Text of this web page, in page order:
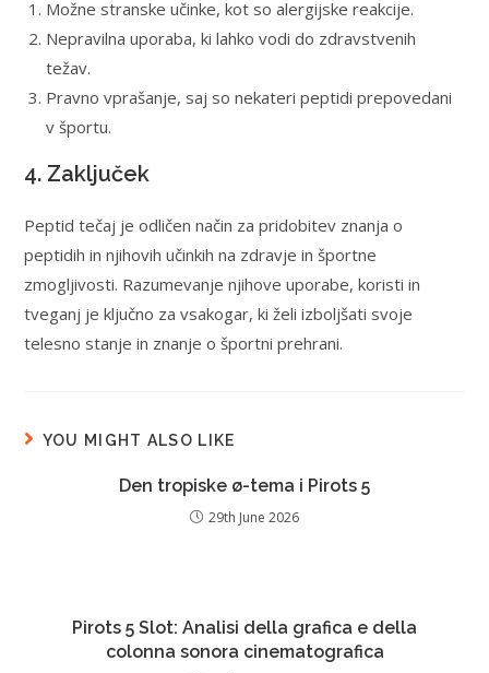
Možne stranske učinke, kot so alergijske reakcije.
Nepravilna uporaba, ki lahko vodi do zdravstvenih
težav.
Pravno vprašanje, saj so nekateri peptidi prepovedani
v športu.
4. Zaključek
Peptid tečaj je odličen način za pridobitev znanja o
peptidih in njihovih učinkih na zdravje in športne
zmogljivosti. Razumevanje njihove uporabe, koristi in
tveganj je ključno za vsakogar, ki želi izboljšati svoje
telesno stanje in znanje o športni prehrani.
YOU MIGHT ALSO LIKE
Den tropiske ø-tema i Pirots 5
29th June 2026
Pirots 5 Slot: Analisi della grafica e della
colonna sonora cinematografica